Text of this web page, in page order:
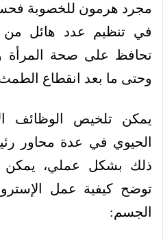
مجرد هرمون للخصوبة
في تنظيم عدد هائل من
تحافظ على صحة المرأة
وحتى ما بعد انقطاع
يمكن تلخيص الوظائف
الحيوي في عدة محاور
ذلك بشكل عملي، يمكن
توضح كيفية عمل
الجسم: